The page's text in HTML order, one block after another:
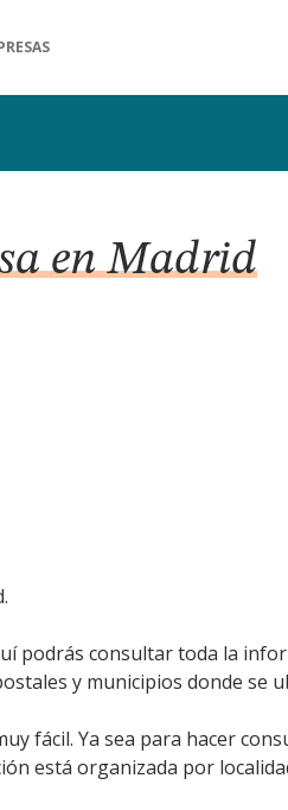
en Madrid
podrás consultar toda la
y municipios donde se
fácil. Ya sea para hacer
está organizada por